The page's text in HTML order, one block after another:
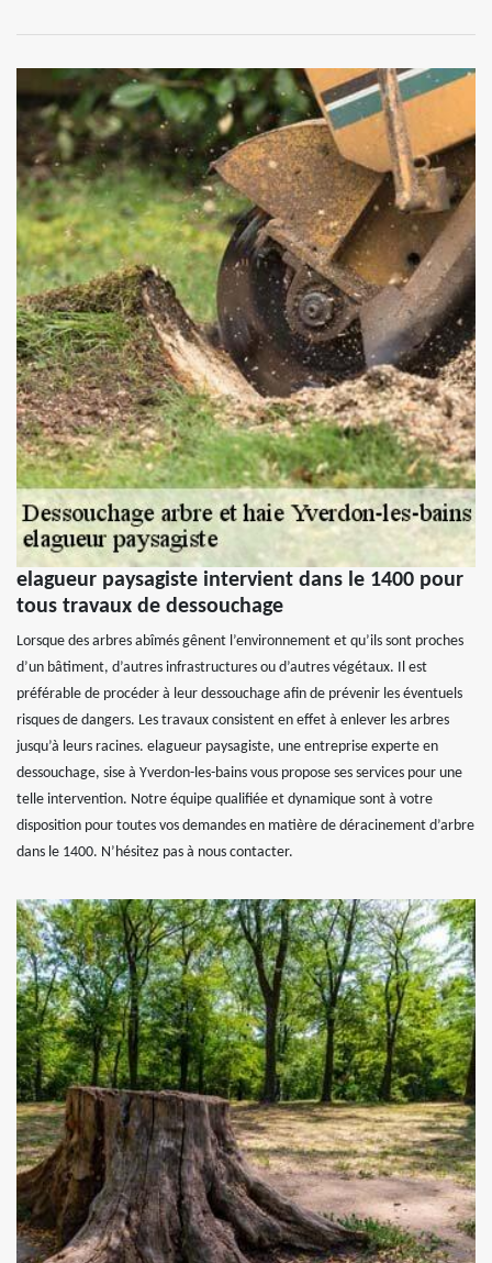
elagueur paysagiste intervient dans le 1400 pour
tous travaux de dessouchage
Lorsque des arbres abîmés gênent l’environnement et qu’ils sont proches
d’un bâtiment, d’autres infrastructures ou d’autres végétaux. Il est
préférable de procéder à leur dessouchage afin de prévenir les éventuels
risques de dangers. Les travaux consistent en effet à enlever les arbres
jusqu’à leurs racines. elagueur paysagiste, une entreprise experte en
dessouchage, sise à Yverdon-les-bains vous propose ses services pour une
telle intervention. Notre équipe qualifiée et dynamique sont à votre
disposition pour toutes vos demandes en matière de déracinement d’arbre
dans le 1400. N’hésitez pas à nous contacter.